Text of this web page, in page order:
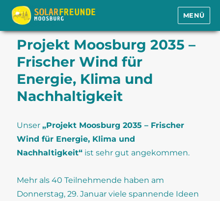
Solarfreunde Moosburg e.V.
MENÜ
Projekt Moosburg 2035 –
Frischer Wind für
Energie, Klima und
Nachhaltigkeit
Unser„Projekt Moosburg 2035 – Frischer
Wind für Energie, Klima und
Nachhaltigkeit“ ist sehr gut angekommen.
Mehr als 40 Teilnehmende haben am
Donnerstag, 29. Januar viele spannende Ideen